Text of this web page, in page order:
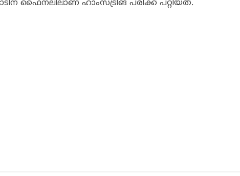
ഫൈനലിലാണ് ഹാംസ്ട്രിങ് പരിക്ക് പറ്റിയത്.